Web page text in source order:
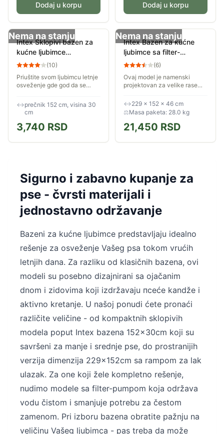
Dodaj u korpu Dodaj u korpu
Nema na stanju
Intex Sklopivi bazen za
kućne ljubimce
152x30cm 48400NP
(10)
Priuštite svom ljubimcu letnje
osveženje gde god da se
bazen za kućne ljubimce. Sa
prečnikom od 120 cm i
↔prečnik 152 cm, visina 30
cm
3,740 RSD
Nema na stanju
Intex Bazen za kućne
ljubimce sa filter-
pumpom i rampom za
0.46m 48404NP
(6)
Ovaj model je namenski
projektovan za velike rase
koji zahtevaju posebnu negu.
Rampa za ulazak omogućava
psu da bez...
↔229 × 152 × 46 cm
⚖Masa paketa: 28.0 kg
21,450 RSD
Sigurno i zabavno kupanje za
pse - čvrsti materijali i
jednostavno održavanje
Bazeni za kućne ljubimce predstavljaju idealno
rešenje za osveženje Vašeg psa tokom vrućih
letnjih dana. Za razliku od klasičnih bazena, ovi
modeli su posebno dizajnirani sa ojačanim
dnom i zidovima koji izdržavaju псеće kandže i
aktivno kretanje. U našoj ponudi ćete pronaći
različite veličine - od kompaktnih sklopivih
modela poput Intex bazena 152x30cm koji su
savršeni za manje i srednje pse, do prostranijih
verzija dimenzija 229x152cm sa rampom za lak
ulazak. Za one koji žele kompletno rešenje,
nudimo modele sa filter-pumpom koja održava
vodu čistom i smanjuje potrebu za čestom
zamenom. Pri izboru bazena obratite pažnju na
veličinu Vašeg ljubimca - pas treba da može